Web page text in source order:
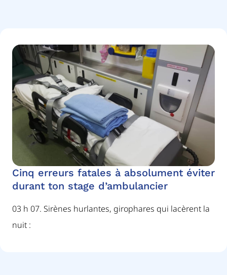
Cinq erreurs fatales à absolument éviter
durant ton stage d’ambulancier
03 h 07. Sirènes hurlantes, girophares qui lacèrent la
nuit :